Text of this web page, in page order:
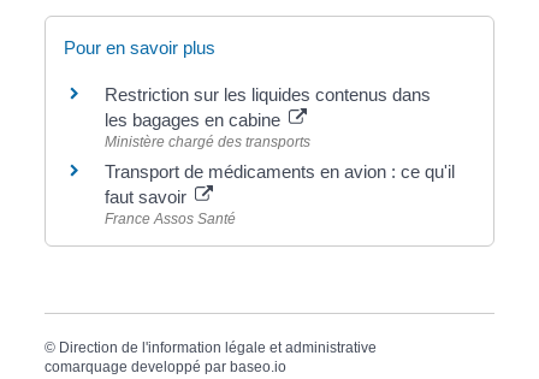
Pour en savoir plus
Restriction sur les liquides contenus dans
les bagages en cabine
Ministère chargé des transports
Transport de médicaments en avion : ce qu'il
faut savoir
France Assos Santé
© Direction de l'information légale et administrative
comarquage developpé parbaseo.io